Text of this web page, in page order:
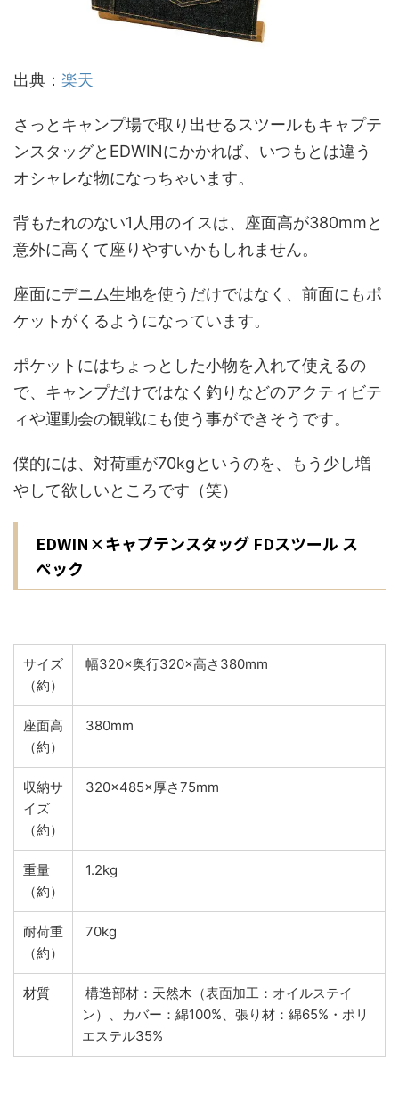
出典： 楽天
さっとキャンプ場で取り出せるスツールもキャプテ
ンスタッグとEDWINにかかれば、いつもとは違う
オシャレな物になっちゃいます。
背もたれのない1人用のイスは、座面高が380mmと
意外に高くて座りやすいかもしれません。
座面にデニム生地を使うだけではなく、前面にもポ
ケットがくるようになっています。
ポケットにはちょっとした小物を入れて使えるの
で、キャンプだけではなく釣りなどのアクティビテ
ィや運動会の観戦にも使う事ができそうです。
僕的には、対荷重が70kgというのを、もう少し増
やして欲しいところです（笑）
EDWIN×キャプテンスタッグ FDスツール ス
ペック
サイズ
（約）
幅320×奥行320×高さ380mm
座面高
（約）
380mm
収納サ
イズ
（約）
320×485×厚さ75mm
重量
（約）
1.2kg
耐荷重
（約）
70kg
材質
構造部材：天然木（表面加工：オイルステイ
ン）、カバー：綿100%、張り材：綿65%・ポリ
エステル35%